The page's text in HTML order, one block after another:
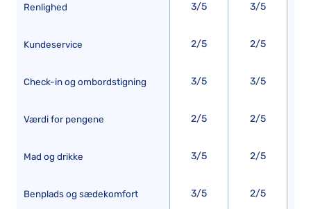
Renlighed
Kundeservice
Check-in og ombordstigning
Værdi for pengene
Mad og drikke
Benplads og sædekomfort
3/5
2/5
3/5
2/5
3/5
3/5
3/5
2/5
3/5
2/5
2/5
2/5